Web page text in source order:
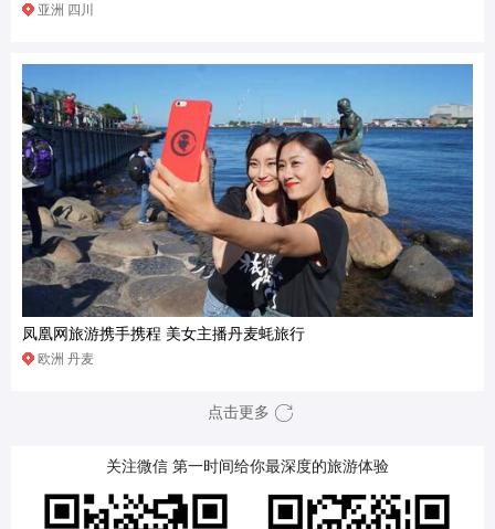
亚洲 四川
凤凰网旅游携手携程 美女主播丹麦蚝旅行
欧洲 丹麦
点击更多
关注微信 第一时间给你最深度的旅游体验